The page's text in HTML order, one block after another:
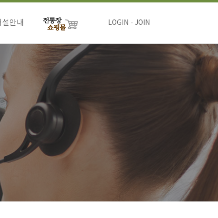
안내
차
용
LOGIN JOIN